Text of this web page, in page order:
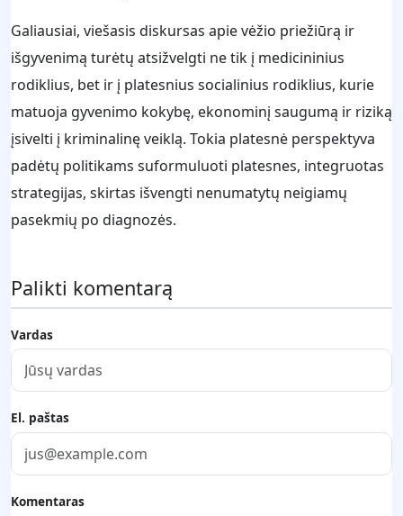
Galiausiai, viešasis diskursas apie vėžio priežiūrą ir
išgyvenimą turėtų atsižvelgti ne tik į medicininius
rodiklius, bet ir į platesnius socialinius rodiklius, kurie
matuoja gyvenimo kokybę, ekonominį saugumą ir riziką
įsivelti į kriminalinę veiklą. Tokia platesnė perspektyva
padėtų politikams suformuluoti platesnes, integruotas
strategijas, skirtas išvengti nenumatytų neigiamų
pasekmių po diagnozės.
Palikti komentarą
Vardas
El. paštas
Komentaras